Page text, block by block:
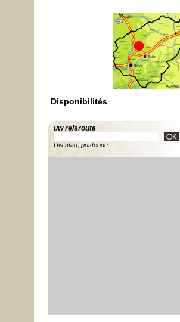
Disponibilités
uw reisroute
Uw stad, postcode